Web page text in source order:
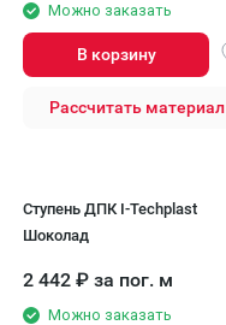
Можно заказать
В корзину
Рассчитать материал
Ступень ДПК I-Techplast
Шоколад
2 442 ₽ за пог. м
Можно заказать